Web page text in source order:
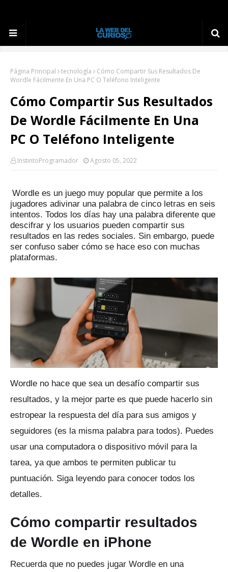
Página Principal tecnología
Cómo Compartir Sus Resultados De
Wordle Fácilmente En Una PC O Teléfono Inteligente
Cómo Compartir Sus Resultados
De Wordle Fácilmente En Una
PC O Teléfono Inteligente
InstintoProgramador Agosto 05, 2022
Wordle es un juego muy popular que permite a los
jugadores adivinar una palabra de cinco letras en seis
intentos. Todos los días hay una palabra diferente que
descifrar y los usuarios pueden compartir sus
resultados en las redes sociales. Sin embargo, puede
ser confuso saber cómo se hace eso con muchas
plataformas.
Wordle no hace que sea un desafío compartir sus
resultados, y la mejor parte es que puede hacerlo sin
estropear la respuesta del día para sus amigos y
seguidores (es la misma palabra para todos). Puedes
usar una computadora o dispositivo móvil para la
tarea, ya que ambos te permiten publicar tu
puntuación. Siga leyendo para conocer todos los
detalles.
Cómo compartir resultados
de Wordle en iPhone
Recuerda que no puedes jugar Wordle en una